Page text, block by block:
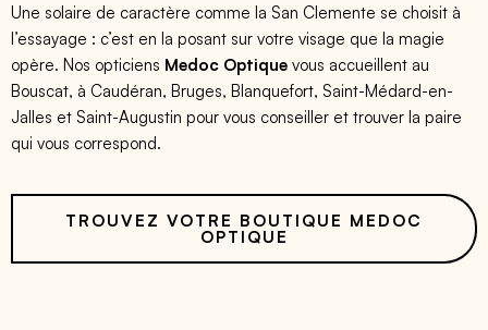
Une solaire de caractère comme la San Clemente se choisit à
l’essayage : c’est en la posant sur votre visage que la magie
opère. Nos opticiens Medoc Optique vous accueillent au
Bouscat, à Caudéran, Bruges, Blanquefort, Saint-Médard-en-
Jalles et Saint-Augustin pour vous conseiller et trouver la paire
qui vous correspond.
TROUVEZ VOTRE BOUTIQUE MEDOC
OPTIQUE